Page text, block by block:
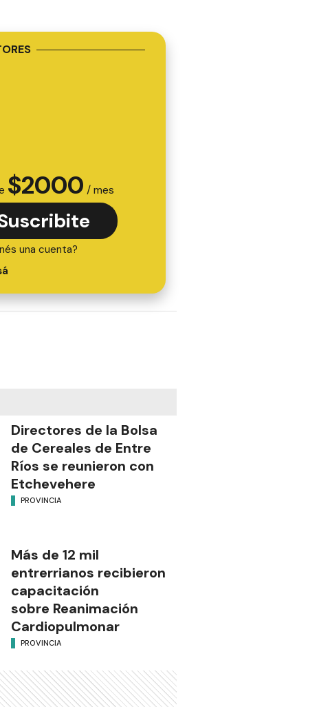
$2000 / mes
una cuenta?
Directores de la Bolsa
de Cereales de Entre
Ríos se reunieron con
Etchevehere
PROVINCIA
Más de 12 mil
entrerrianos recibieron
capacitación
sobre Reanimación
Cardiopulmonar
PROVINCIA